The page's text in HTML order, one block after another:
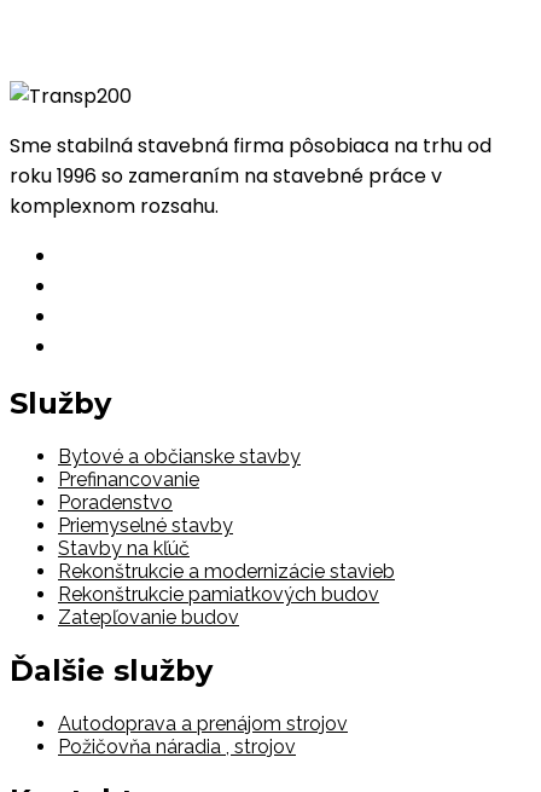
Sme stabilná stavebná firma pôsobiaca na trhu od
roku 1996 so zameraním na stavebné práce v
komplexnom rozsahu.
Služby
Bytové a občianske stavby
Prefinancovanie
Poradenstvo
Priemyselné stavby
Stavby na kľúč
Rekonštrukcie a modernizácie stavieb
Rekonštrukcie pamiatkových budov
Zatepľovanie budov
Ďalšie služby
Autodoprava a prenájom strojov
Požičovňa náradia , strojov